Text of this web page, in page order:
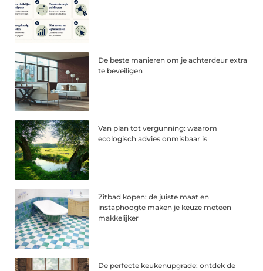
De beste manieren om je achterdeur extra
te beveiligen
Van plan tot vergunning: waarom
ecologisch advies onmisbaar is
Zitbad kopen: de juiste maat en
instaphoogte maken je keuze meteen
makkelijker
De perfecte keukenupgrade: ontdek de